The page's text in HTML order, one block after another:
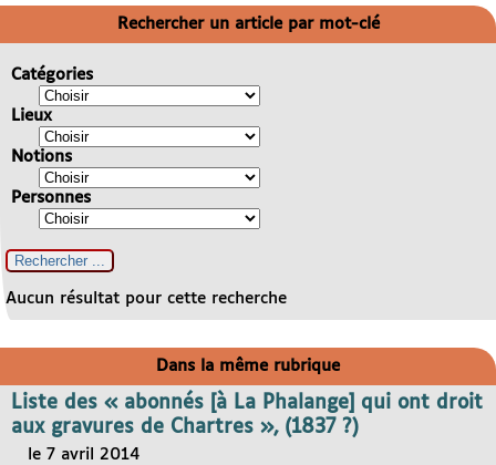
Rechercher un article par mot-clé
Catégories
Lieux
Notions
Personnes
Aucun résultat pour cette recherche
Dans la même rubrique
Liste des « abonnés [à La Phalange] qui ont droit
aux gravures de Chartres », (1837 ?)
le 7 avril 2014